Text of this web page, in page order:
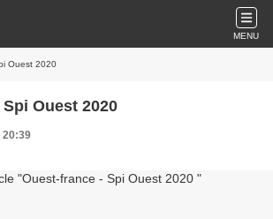
MENU
Ouest 2020
Ouest 2020
20:39